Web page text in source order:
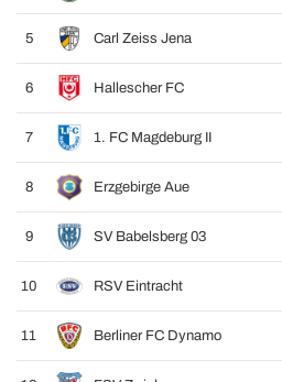
5 Carl Zeiss Jena
6 Hallescher FC
7 1. FC Magdeburg II
8 Erzgebirge Aue
9 SV Babelsberg 03
10 RSV Eintracht
11 Berliner FC Dynamo